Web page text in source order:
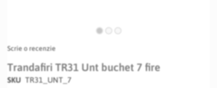
to
beginning
of
Scrie o recenzie
Trandafiri TR31 Unt buchet 7 fire
SKU TR31_UNT_7